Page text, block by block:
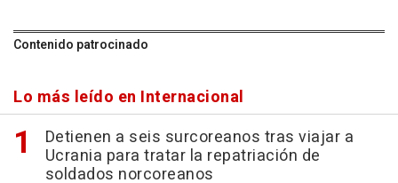
Contenido patrocinado
Lo más leído en Internacional
Detienen a seis surcoreanos tras viajar a
Ucrania para tratar la repatriación de
soldados norcoreanos